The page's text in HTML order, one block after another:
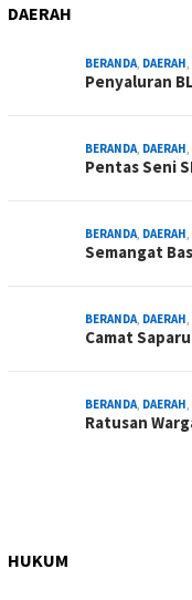
DAERAH
BERANDA, DAERAH,
Penyaluran
BERANDA, DAERAH,
Pentas Seni
BERANDA, DAERAH,
Semangat
BERANDA, DAERAH,
Camat
BERANDA, DAERAH,
Ratusan
HUKUM